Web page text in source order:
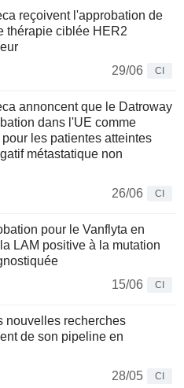
reçoivent l'approbation de
thérapie ciblée HER2
29/06
CI
annoncent que le Datroway
dans l'UE comme
les patientes atteintes
métastatique non
26/06
CI
pour le Vanflyta en
LAM positive à la mutation
15/06
CI
nouvelles recherches
de son pipeline en
28/05
CI